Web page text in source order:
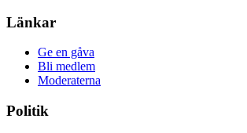
Länkar
Ge en gåva
Bli medlem
Moderaterna
Politik